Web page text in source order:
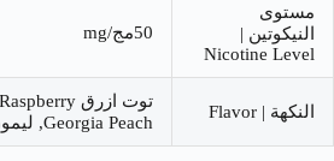
مستوى
النيكوتين |
Nicotine Level
50مج/mg
النكهة | Flavor
Georgia Peach, ليمون وردي Pink Lemonade